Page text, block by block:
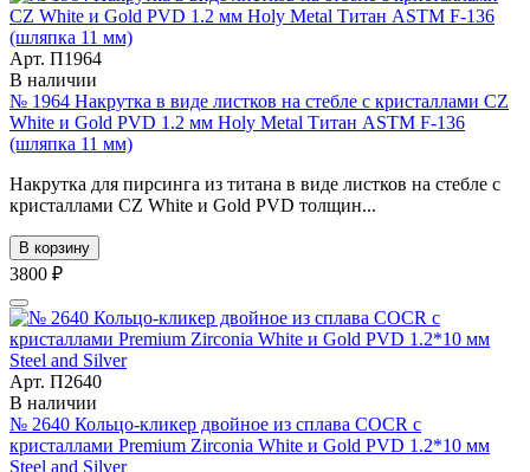
Арт. П1964
В наличии
№ 1964 Накрутка в виде листков на стебле с кристаллами CZ
White и Gold PVD 1.2 мм Holy Metal Титан ASTM F-136
(шляпка 11 мм)
Накрутка для пирсинга из титана в виде листков на стебле с
кристаллами CZ White и Gold PVD толщин...
В корзину
3800 ₽
Арт. П2640
В наличии
№ 2640 Кольцо-кликер двойное из сплава COCR с
кристаллами Premium Zirconia White и Gold PVD 1.2*10 мм
Steel and Silver